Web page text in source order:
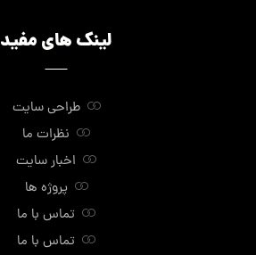
لینک های مفید
طراحی سایت
نظرات ما
اخبار سایت
پروژه ها
تماس با ما
تماس با ما